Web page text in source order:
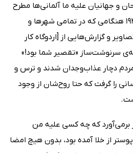
و جهانیان علیه ما آلمانی‌ها مطرح
شد. در تابستان سال 1945 هنگامی که در تمامی شهرها و
و گزارش‌هایی از [اردوگاه کار
سرنوشت‌ساز «تقصیر شما بود!»
مردم دچار عذاب‌وجدان شدند و ترس و
را گرفت که حتا روح‌شان از وجود
که چه کسی علیه من
از خلا آمده بود، بدون هیچ امضا